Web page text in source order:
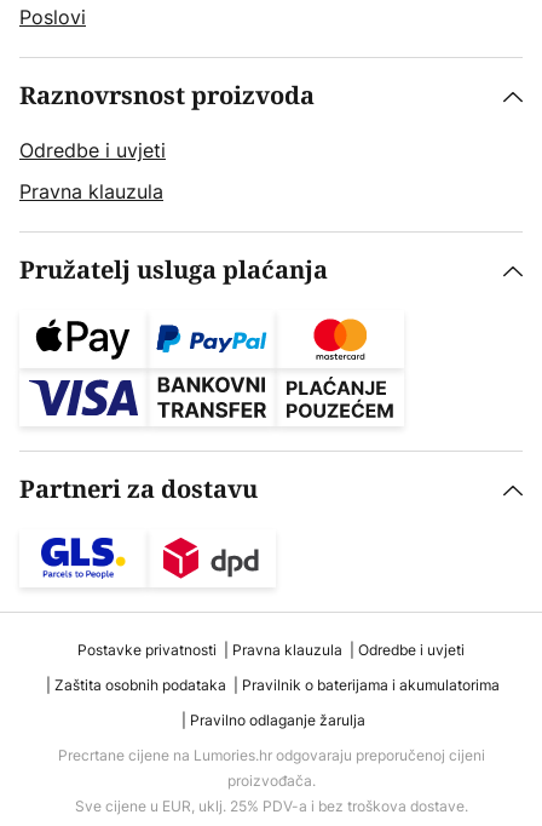
Poslovi
Raznovrsnost proizvoda
Odredbe i uvjeti
Pravna klauzula
Pružatelj usluga plaćanja
Partneri za dostavu
Postavke privatnosti Pravna klauzula
Odredbe i uvjeti
Zaštita osobnih podataka
Pravilnik o baterijama i akumulatorima
Pravilno odlaganje žarulja
Precrtane cijene na Lumories.hr odgovaraju preporučenoj cijeni
proizvođača.
Sve cijene u EUR, uklj. 25% PDV-a i bez troškova dostave.